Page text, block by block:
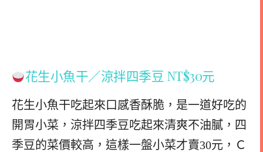
花生小魚干／涼拌四季豆 NT$30元
花生小魚干吃起來口感香酥脆，是一道好吃的
開胃小菜，涼拌四季豆吃起來清爽不油膩，四
季豆的菜價較高，這樣一盤小菜才賣30元，Ｃ